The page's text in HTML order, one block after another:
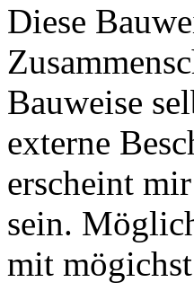
Diese
Bauweise
externe
erscheint
sein.
mit